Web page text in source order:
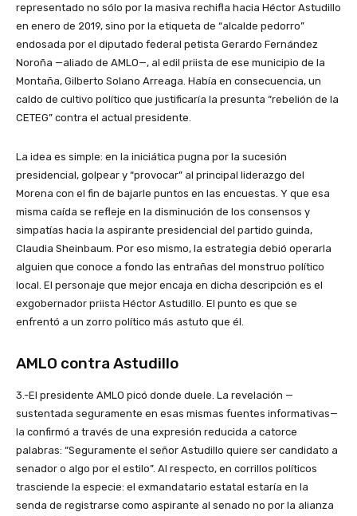
representado no sólo por la masiva rechifla hacia Héctor Astudillo
en enero de 2019, sino por la etiqueta de “alcalde pedorro”
endosada por el diputado federal petista Gerardo Fernández
Noroña —aliado de AMLO—, al edil priista de ese municipio de la
Montaña, Gilberto Solano Arreaga. Había en consecuencia, un
caldo de cultivo político que justificaría la presunta “rebelión de la
CETEG” contra el actual presidente.
La idea es simple: en la iniciática pugna por la sucesión
presidencial, golpear y “provocar” al principal liderazgo del
Morena con el fin de bajarle puntos en las encuestas. Y que esa
misma caída se refleje en la disminución de los consensos y
simpatías hacia la aspirante presidencial del partido guinda,
Claudia Sheinbaum. Por eso mismo, la estrategia debió operarla
alguien que conoce a fondo las entrañas del monstruo político
local. El personaje que mejor encaja en dicha descripción es el
exgobernador priista Héctor Astudillo. El punto es que se
enfrentó a un zorro político más astuto que él.
AMLO contra Astudillo
3.-El presidente AMLO picó donde duele. La revelación —
sustentada seguramente en esas mismas fuentes informativas—
la confirmó a través de una expresión reducida a catorce
palabras: “Seguramente el señor Astudillo quiere ser candidato a
senador o algo por el estilo”. Al respecto, en corrillos políticos
trasciende la especie: el exmandatario estatal estaría en la
senda de registrarse como aspirante al senado no por la alianza